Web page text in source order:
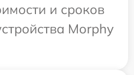
и сроков
Morphy